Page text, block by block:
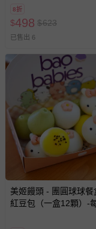
包含完整包裝、
如需退換貨，請
瑕疵退換貨所產
退貨，您可至『
並點選『我要退
至媽咪愛LINE@
與服務，謝謝。
針對滿件折/滿額
留商品未達活動
回。
部分商品依據消
豫期範圍：
8折
$498 $623
已售出 6
美姬饅頭 - 團圓球球餐
紅豆包（一盒12顆）-